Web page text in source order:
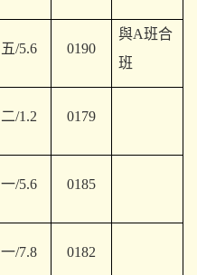
五/5.6 0190
與A班合
班
二/1.2 0179
一/5.6 0185
一/7.8 0182